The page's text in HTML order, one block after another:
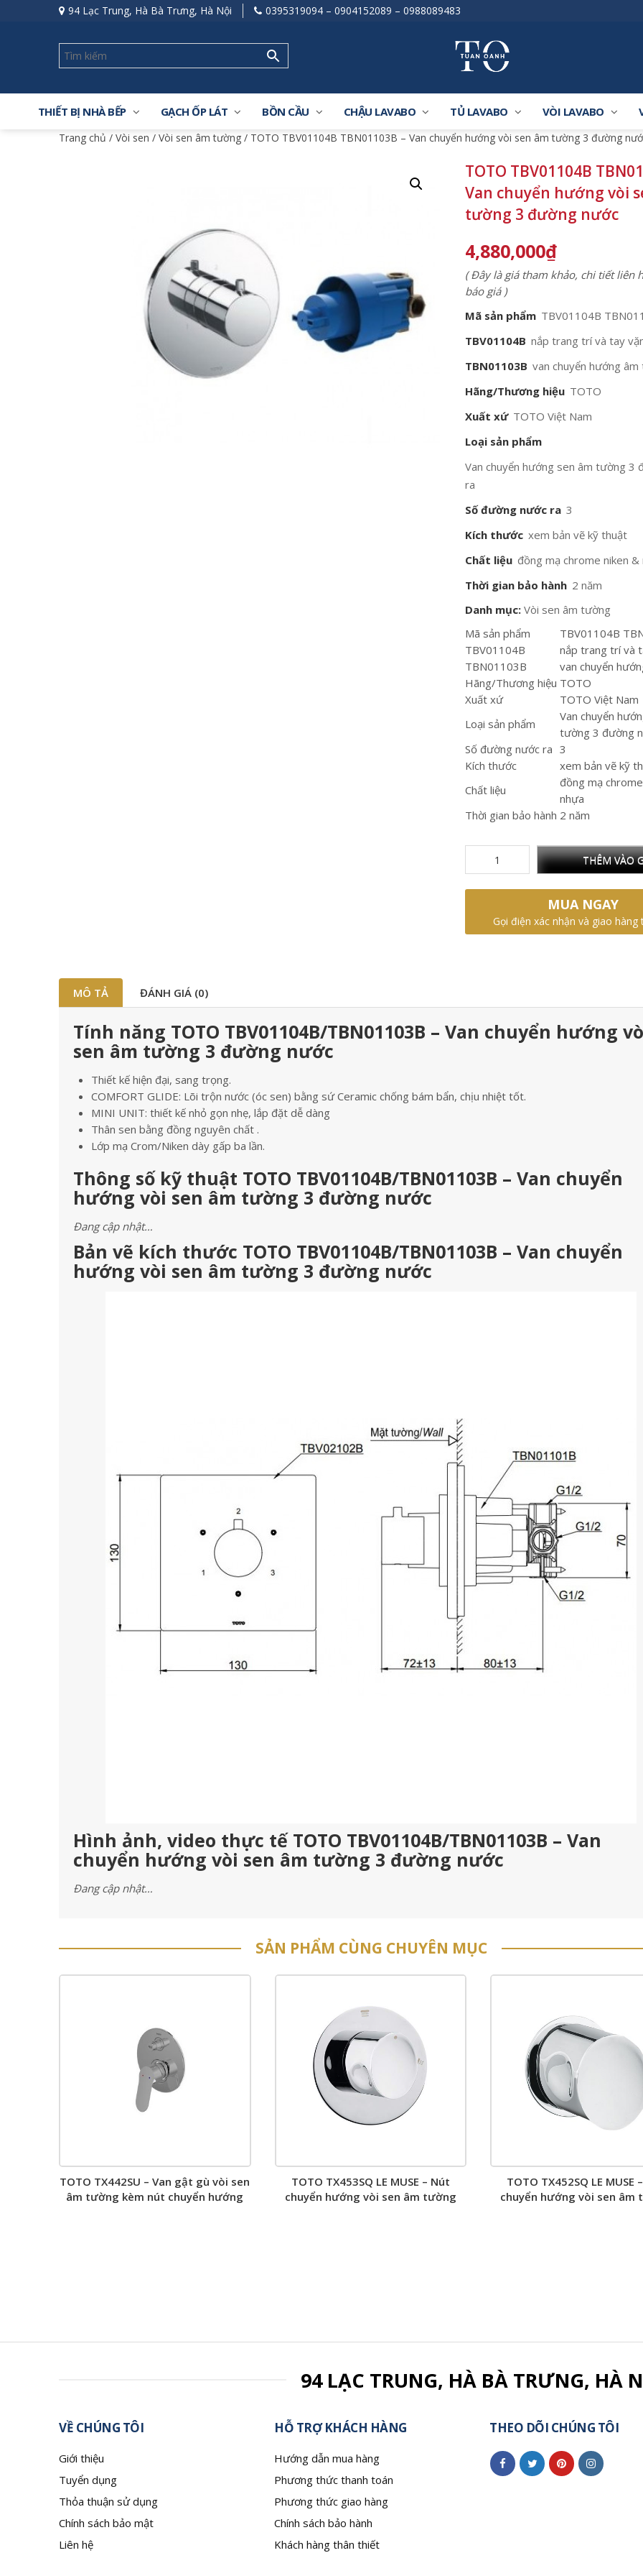
94 Lạc Trung, Hà Bà Trưng, Hà Nội 0395319094 – 0904152089 – 0988089483
THIẾT BỊ NHÀ BẾP GẠCH ỐP LÁT BỒN CẦU CHẬU LAVABO TỦ LAVABO VÒI LAVABO
Trang chủ / Vòi sen / Vòi sen âm tường / TOTO TBV01104B TBN01103B – Van chuyển hướng vòi sen âm tường 3 đường
TOTO TBV01104B
Van chuyển hướng vòi
tường 3 đường nước
4,880,000₫
( Đây là giá tham khảo, chi tiết liên
báo giá )
Mã sản phẩm TBV01104B
TBV01104B nắp trang trí và tay
TBN01103B van chuyển hướng
Hãng/Thương hiệu TOTO
Xuất xứ TOTO Việt Nam
Loại sản phẩm
Van chuyển hướng sen âm tường 3
ra
Số đường nước ra 3
Kích thước xem bản vẽ kỹ thuật
Chất liệu đồng mạ chrome niken &
Thời gian bảo hành 2 năm
Danh mục: Vòi sen âm tường
Mã sản phẩm
TBV01104B
TBV01104B
nắp trang trí và
TBN01103B
van chuyển
Hãng/Thương hiệu TOTO
Xuất xứ
TOTO Việt Nam
Loại sản phẩm
Van chuyển
tường 3 đường
Số đường nước ra 3
Kích thước
xem bản vẽ kỹ
Chất liệu
đồng mạ
nhựa
Thời gian bảo hành 2 năm
THÊM VÀO
MUA NGAY
Gọi điện xác nhận và giao hàng
MÔ TẢ ĐÁNH GIÁ (0)
Tính năng TOTO TBV01104B/TBN01103B – Van chuyển hướng
sen âm tường 3 đường nước
Thiết kế hiện đại, sang trọng.
COMFORT GLIDE: Lõi trộn nước (óc sen) bằng sứ Ceramic chống bám bẩn, chịu nhiệt tốt.
MINI UNIT: thiết kế nhỏ gọn nhẹ, lắp đặt dễ dàng
Thân sen bằng đồng nguyên chất .
Lớp mạ Crom/Niken dày gấp ba lần.
Thông số kỹ thuật TOTO TBV01104B/TBN01103B – Van chuyển
hướng vòi sen âm tường 3 đường nước
Đang cập nhật…
Bản vẽ kích thước TOTO TBV01104B/TBN01103B – Van chuyển
hướng vòi sen âm tường 3 đường nước
Hình ảnh, video thực tế TOTO TBV01104B/TBN01103B – Van
chuyển hướng vòi sen âm tường 3 đường nước
Đang cập nhật…
SẢN PHẨM CÙNG CHUYÊN MỤC
TOTO TX442SU – Van gật gù vòi sen
âm tường kèm nút chuyển hướng
TOTO TX453SQ LE MUSE – Nút
chuyển hướng vòi sen âm tường
TOTO TX452SQ LE MUSE
chuyển hướng vòi sen âm
94 LẠC TRUNG, HÀ BÀ TRƯNG, HÀ
VỀ CHÚNG TÔI
Giới thiệu
Tuyển dụng
Thỏa thuận sử dụng
Chính sách bảo mật
Liên hệ
HỖ TRỢ KHÁCH HÀNG
Hướng dẫn mua hàng
Phương thức thanh toán
Phương thức giao hàng
Chính sách bảo hành
Khách hàng thân thiết
THEO DÕI CHÚNG TÔI